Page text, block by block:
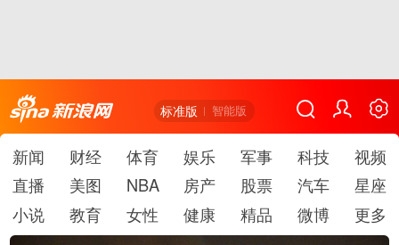
标准版 智能版
新闻 财经 体育 娱乐 军事 科技
视频
直播
美图 NBA 房产 股票 汽车
星座
小说
教育 女性 健康 精品 微博 更多